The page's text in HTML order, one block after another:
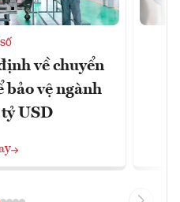
về chuyển
bảo vệ ngành
USD